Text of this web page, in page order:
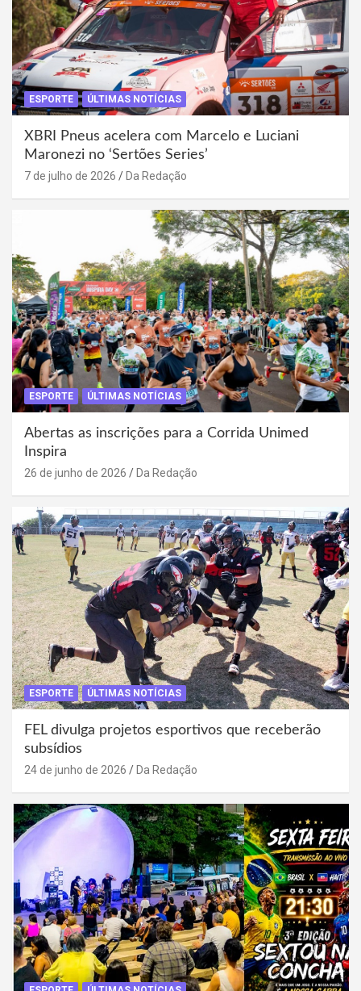
ESPORTE ÚLTIMAS NOTÍCIAS
XBRI Pneus acelera com Marcelo e Luciani
Maronezi no ‘Sertões Series’
7 de julho de 2026 Da Redação
ESPORTE ÚLTIMAS NOTÍCIAS
Abertas as inscrições para a Corrida Unimed
Inspira
26 de junho de 2026 Da Redação
ESPORTE ÚLTIMAS NOTÍCIAS
FEL divulga projetos esportivos que receberão
subsídios
24 de junho de 2026 Da Redação